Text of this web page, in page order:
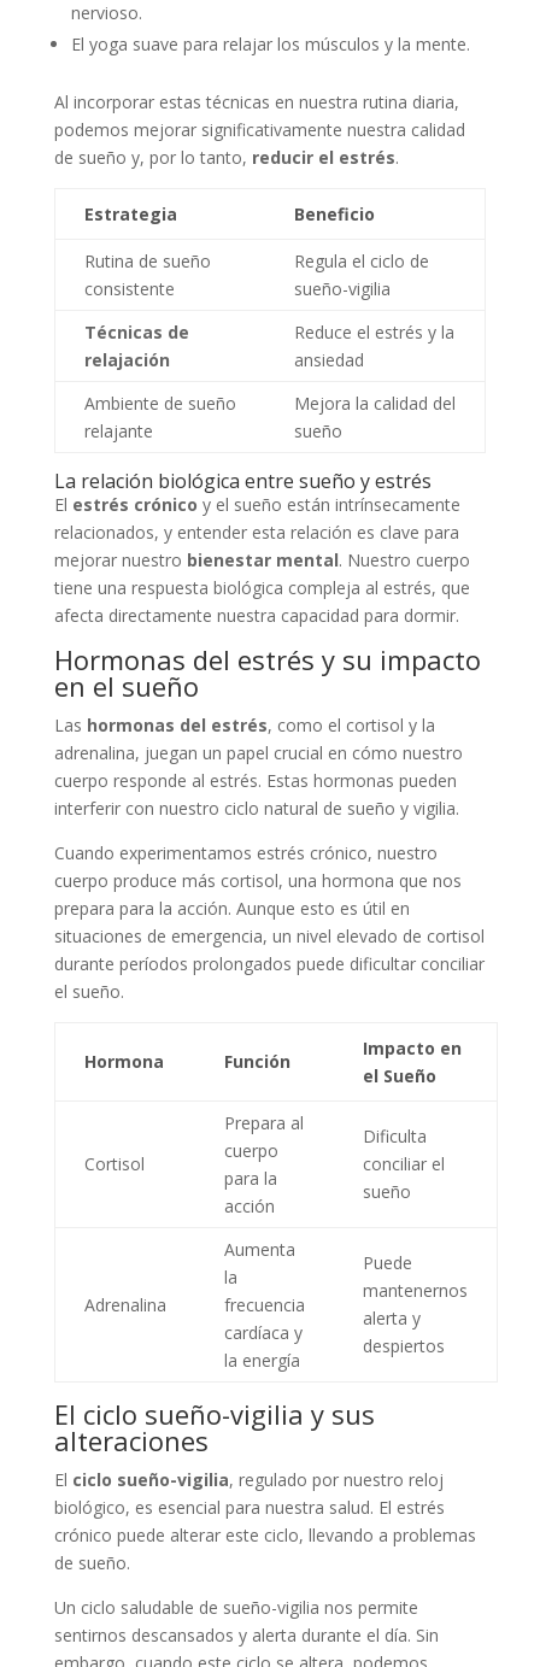
nervioso.
El yoga suave para relajar los músculos y la mente.
Al incorporar estas técnicas en nuestra rutina diaria,
podemos mejorar significativamente nuestra calidad
de sueño y, por lo tanto, reducir el estrés.
Estrategia Beneficio
Rutina de sueño
consistente
Regula el ciclo de
sueño-vigilia
Técnicas de
relajación
Reduce el estrés y la
ansiedad
Ambiente de sueño
relajante
Mejora la calidad del
sueño
La relación biológica entre sueño y estrés
El estrés crónico y el sueño están intrínsecamente
relacionados, y entender esta relación es clave para
mejorar nuestro bienestar mental. Nuestro cuerpo
tiene una respuesta biológica compleja al estrés, que
afecta directamente nuestra capacidad para dormir.
Hormonas del estrés y su impacto
en el sueño
Las hormonas del estrés, como el cortisol y la
adrenalina, juegan un papel crucial en cómo nuestro
cuerpo responde al estrés. Estas hormonas pueden
interferir con nuestro ciclo natural de sueño y vigilia.
Cuando experimentamos estrés crónico, nuestro
cuerpo produce más cortisol, una hormona que nos
prepara para la acción. Aunque esto es útil en
situaciones de emergencia, un nivel elevado de cortisol
durante períodos prolongados puede dificultar conciliar
el sueño.
Hormona Función
Impacto en
el Sueño
Cortisol
Prepara al
cuerpo
para la
acción
Dificulta
conciliar el
sueño
Adrenalina
Aumenta
la
frecuencia
cardíaca y
la energía
Puede
mantenernos
alerta y
despiertos
El ciclo sueño-vigilia y sus
alteraciones
El ciclo sueño-vigilia, regulado por nuestro reloj
biológico, es esencial para nuestra salud. El estrés
crónico puede alterar este ciclo, llevando a problemas
de sueño.
Un ciclo saludable de sueño-vigilia nos permite
sentirnos descansados y alerta durante el día. Sin